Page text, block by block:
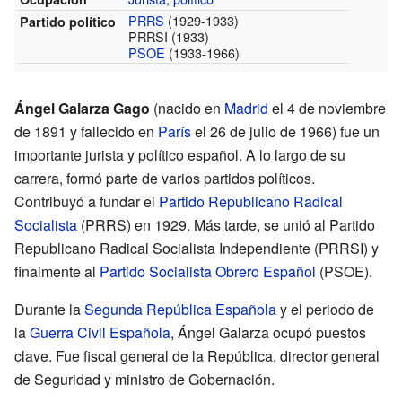
Partido político PRRS (1929-1933)
PRRSI (1933)
PSOE (1933-1966)
Ángel Galarza Gago (nacido en Madrid el 4 de noviembre
de 1891 y fallecido en Parísel 26 de julio de 1966) fue un
importante jurista y político español. A lo largo de su
carrera, formó parte de varios partidos políticos.
Contribuyó a fundar el Partido Republicano Radical
Socialista (PRRS) en 1929. Más tarde, se unió al Partido
Republicano Radical Socialista Independiente (PRRSI) y
finalmente al Partido Socialista Obrero Español (PSOE).
Durante laSegunda República Españolay el periodo de
laGuerra Civil Española, Ángel Galarza ocupó puestos
clave. Fue fiscal general de la República, director general
de Seguridad y ministro de Gobernación.